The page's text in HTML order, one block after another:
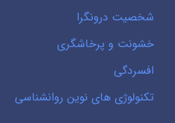
شخصیت درونگرا
خشونت و پرخاشگری
افسردگی
تکنولوژی های نوین روانشناسی